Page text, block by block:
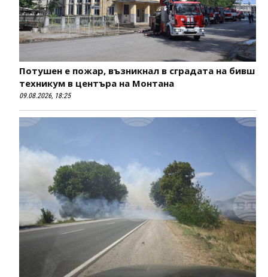
Потушен е пожар, възникнал в сградата на бивш
техникум в центъра на Монтана
09.08.2026, 18:25